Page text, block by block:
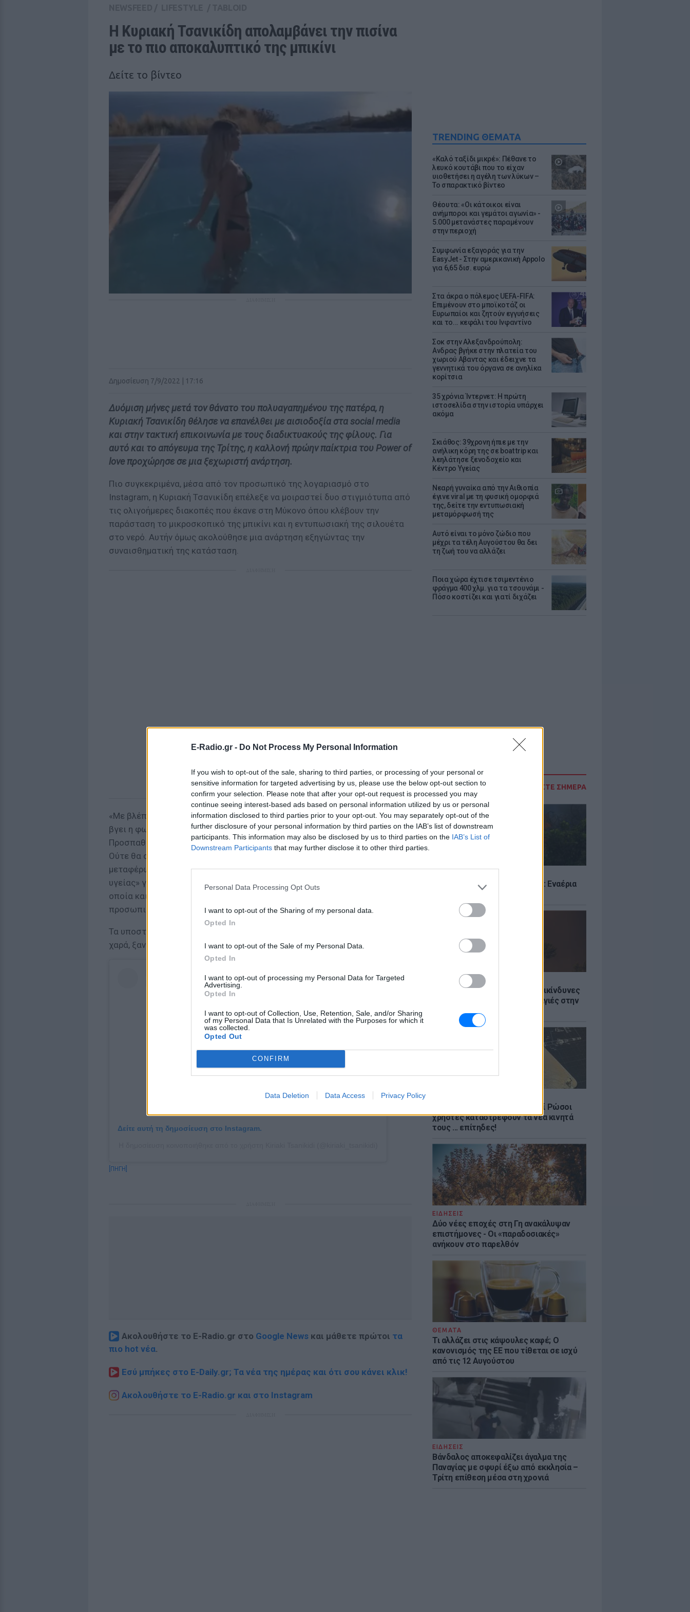
E-Radio.gr - Do Not Process My Personal Information
If you wish to opt-out of the sale, sharing to third parties, or processing of your personal or
sensitive information for targeted advertising by us, please use the below opt-out section to
confirm your selection. Please note that after your opt-out request is processed you may
continue seeing interest-based ads based on personal information utilized by us or personal
information disclosed to third parties prior to your opt-out. You may separately opt-out of the
further disclosure of your personal information by third parties on the IAB’s list of downstream
participants. This information may also be disclosed by us to third parties on the IAB’s List of
Downstream Participants that may further disclose it to other third parties.
Personal Data Processing Opt Outs
I want to opt-out of the Sharing of my personal data.
Opted In
I want to opt-out of the Sale of my Personal Data.
Opted In
I want to opt-out of processing my Personal Data for Targeted
Advertising.
Opted In
I want to opt-out of Collection, Use, Retention, Sale, and/or Sharing
of my Personal Data that Is Unrelated with the Purposes for which it
was collected.
Opted Out
CONFIRM
Data Deletion Data Access Privacy Policy
TRENDING ΘΕΜΑΤΑ
«Καλό ταξίδι μικρέ»: Πέθανε το
λευκό κουτάβι που το είχαν
υιοθετήσει η αγέλη των λύκων –
Το σπαρακτικό βίντεο
Θέουτα: «Οι κάτοικοι είναι
ανήμποροι και γεμάτοι αγωνία» -
5.000 μετανάστες παραμένουν
στην περιοχή
Συμφωνία εξαγοράς για την
EasyJet - Στην αμερικανική Appolo
για 6,65 δισ. ευρώ
Στα άκρα ο πόλεμος UEFA-FIFA:
Επιμένουν στο μποϊκοτάζ οι
Ευρωπαίοι και ζητούν εγγυήσεις
και το... κεφάλι του Ινφαντίνο
Σοκ στην Αλεξανδρούπολη:
Ανδρας βγήκε στην πλατεία του
χωριού Αβαντας και έδειχνε τα
γεννητικά του όργανα σε ανηλίκα
κορίτσια
35 χρόνια Ίντερνετ: Η πρώτη
ιστοσελίδα στην ιστορία υπάρχει
ακόμα
Σκιάθος: 39χρονη ήπιε με την
ανήλικη κόρη της σε boat trip και
λεηλάτησε ξενοδοχείο και
Κέντρο Υγείας
Νεαρή γυναίκα από την Αιθιοπία
έγινε viral με τη φυσική ομορφιά
της, δείτε την εντυπωσιακή
μεταμόρφωσή της
Αυτό είναι το μόνο ζώδιο που
μέχρι τα τέλη Αυγούστου θα δει
τη ζωή του να αλλάζει
Ποια χώρα έχτισε τσιμεντένιο
φράγμα 400 χλμ. για τα τσουνάμι -
Πόσο κοστίζει και γιατί διχάζει
ΔΙΑΒΑΣΤΕ ΣΗΜΕΡΑ
Φωτιά στην Κρήνη Φαρσάλων: Εναέρια
ΕΙΔΗΣΕΙΣ
Meteo: Ποιες είναι οι 6 πιο επικίνδυνες
εβδομάδες για δασικές πυρκαγιές στην
iPhone 17 στα σκουπίδια: Γιατί Ρώσοι
χρήστες καταστρέφουν τα νέα κινητά
τους ... επίτηδες!
ΕΙΔΗΣΕΙΣ
Δύο νέες εποχές στη Γη ανακάλυψαν
επιστήμονες - Oι «παραδοσιακές»
ανήκουν στο παρελθόν
ΘΕΜΑΤΑ
Τι αλλάζει στις κάψουλες καφέ; Ο
κανονισμός της ΕΕ που τίθεται σε ισχύ
από τις 12 Αυγούστου
ΕΙΔΗΣΕΙΣ
Βάνδαλος αποκεφαλίζει άγαλμα της
Παναγίας με σφυρί έξω από εκκλησία –
Τρίτη επίθεση μέσα στη χρονιά
Η Κυριακή Τσανικίδη απολαμβάνει την πισίνα
με το πιο αποκαλυπτικό της μπικίνι
Δείτε το βίντεο
Δημοσίευση 7/9/2022 | 17:16
Δυόμιση μήνες μετά τον θάνατο του πολυαγαπημένου της πατέρα, η
Κυριακή Τσανικίδη θέλησε να επανέλθει με αισιοδοξία στα social media
και στην τακτική επικοινωνία με τους διαδικτυακούς της φίλους. Για
αυτό και το απόγευμα της Τρίτης, η καλλονή πρώην παίκτρια του Power of
love προχώρησε σε μια ξεχωριστή ανάρτηση.
Πιο συγκεκριμένα, μέσα από τον προσωπικό της λογαριασμό στο
Instagram, η Κυριακή Τσανικίδη επέλεξε να μοιραστεί δυο στιγμιότυπα από
τις ολιγοήμερες διακοπές που έκανε στη Μύκονο όπου κλέβουν την
παράσταση το μικροσκοπικό της μπικίνι και η εντυπωσιακή της σιλουέτα
στο νερό. Αυτήν όμως ακολούθησε μια ανάρτηση εξηγώντας την
συναισθηματική της κατάσταση.
«Με βλέπεις να χαμογελάω. Ξέρεις είναι εκείνο το χαμόγελο ίσα ίσα για να
βγει η φωτογραφία. Πέρασα πολύ δύσκολα και συνεχίζω να περνάω.
Προσπαθώ να είμαι δυνατή. Θέλω να γράψω πολλά ακόμα. Μα δε θα γράψω.
Ούτε θα σας ζαλίσω με αυτά που περνάω. Το μόνο που θέλω είναι να σας
μεταφέρω τη θετική μου ενεργεία και την πιο σημαντική ευχή. Αυτή της
υγείας» γράφει χαρακτηριστικά η Κυριακή Τσανικίδη στη λεζάντα με την
οποία και επέλεξε να συνοδεύσει την πλέον δροσερή της δημοσίευση στον
προσωπικό της λογαριασμό στο Instagram.
Τα υποστηρικτικά σχόλια των διαδικτυακών της φίλων ήρθαν να δώσουν
χαρά, ξανά, στην Κυριακή Τσανικίδη!
Δείτε αυτή τη δημοσίευση στο Instagram.
[ΠΗΓΗ]
Ακολουθήστε το E-Radio.gr στο Google News και μάθετε πρώτοι τα
πιο hot νέα.
Εσύ μπήκες στο E-Daily.gr; Τα νέα της ημέρας και ότι σου κάνει κλικ!
Ακολουθήστε το E-Radio.gr και στο Instagram